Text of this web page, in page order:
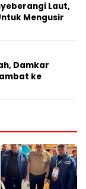
Laut,
Mengusir
Damkar
ke